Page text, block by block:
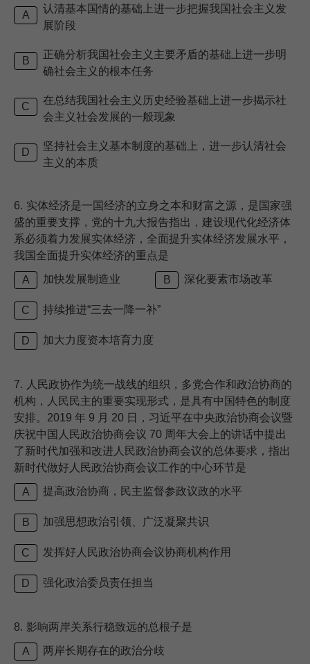
A
认清基本国情的基础上进一步把握我国社会主义发
展阶段
B
正确分析我国社会主义主要矛盾的基础上进一步明
确社会主义的根本任务
C
在总结我国社会主义历史经验基础上进一步揭示社
会主义社会发展的一般现象
D
坚持社会主义基本制度的基础上，进一步认清社会
主义的本质
6. 实体经济是一国经济的立身之本和财富之源，是国家强
盛的重要支撑，党的十九大报告指出，建设现代化经济体
系必须着力发展实体经济，全面提升实体经济发展水平，
我国全面提升实体经济的重点是
A 加快发展制造业 B 深化要素市场改革
C 持续推进“三去一降一补”
D 加大力度资本培育力度
7. 人民政协作为统一战线的组织，多党合作和政治协商的
机构，人民民主的重要实现形式，是具有中国特色的制度
安排。2019 年 9 月 20 日，习近平在中央政治协商会议暨
庆祝中国人民政治协商会议 70 周年大会上的讲话中提出
了新时代加强和改进人民政治协商会议的总体要求，指出
新时代做好人民政治协商会议工作的中心环节是
A 提高政治协商，民主监督参政议政的水平
B 加强思想政治引领、广泛凝聚共识
C 发挥好人民政治协商会议协商机构作用
D 强化政治委员责任担当
8. 影响两岸关系行稳致远的总根子是
A 两岸长期存在的政治分歧